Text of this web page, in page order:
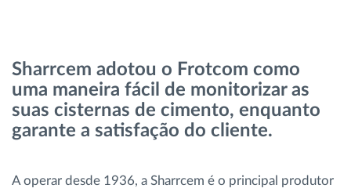
Gestão de Combustível
Planeamento e monitorização de rotas
Sharrcem adotou o Frotcom como
uma maneira fácil de monitorizar as
suas cisternas de cimento, enquanto
garante a satisfação do cliente.
A operar desde 1936, a Sharrcem é o principal produtor